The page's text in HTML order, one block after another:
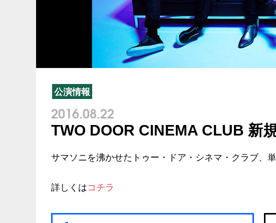
公演情報
2016.08.22
TWO DOOR CINEMA CLUB 新
サマソニを沸かせたトゥー・ドア・シネマ・クラブ、
詳しくはコチラ